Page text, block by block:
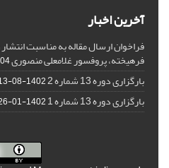
آخرین اخبار
فراخوان ارسال مقاله به مناسبت
فرهیخته، پروفسور غلامعلی منصوری02
بارگزاری دوره 13 شماره 2 1402-08-13
بارگزاری دوره 13 شماره 1 1402-01-26